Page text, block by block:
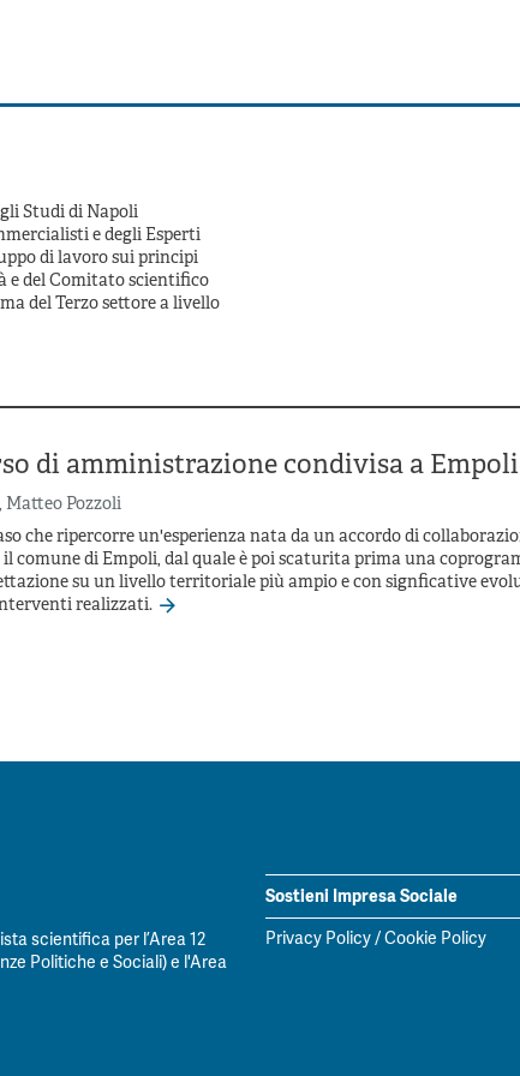
Studi di Napoli
e degli Esperti
di lavoro sui principi
e del Comitato scientifico
del Terzo settore a livello
di amministrazione condivisa a Empoli
Matteo Pozzoli
che ripercorre un'esperienza nata da un accordo di
il comune di Empoli, dal quale è poi scaturita prima una
su un livello territoriale più ampio e con signficative
realizzati.
scientifica per l’Area 12
Politiche e Sociali) e l'Area
Sostieni Impresa Sociale
Privacy Policy/Cookie Policy